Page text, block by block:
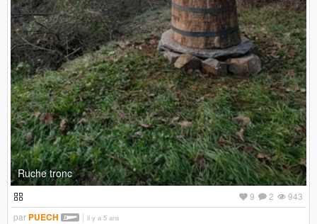
Ruche tronc
943
2
9
parPUECH il y a 5 ans